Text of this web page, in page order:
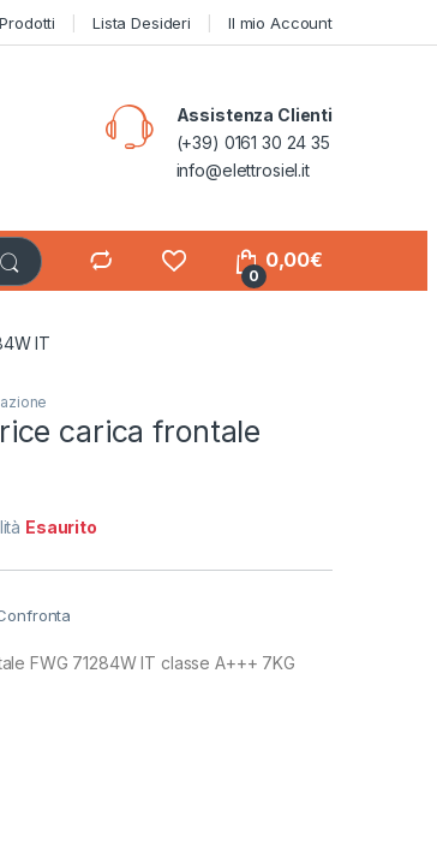
Lista Desideri Il mio Account
Assistenza Clienti
(+39) 0161 30 24 35
info@elettrosiel.it
0
0,00€
IT
carica frontale
Esaurito
FWG 71284W IT classe A+++ 7KG